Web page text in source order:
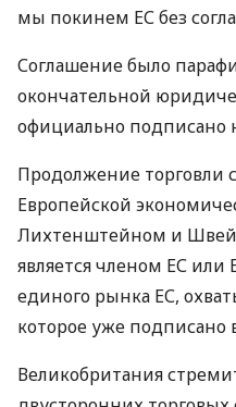
мы покинем ЕС без
Соглашение было
окончательной
официально подписано
Продолжение торговли
Европейской
Лихтенштейном и
является членом ЕС или
единого рынка ЕС,
которое уже подписано
Великобритания